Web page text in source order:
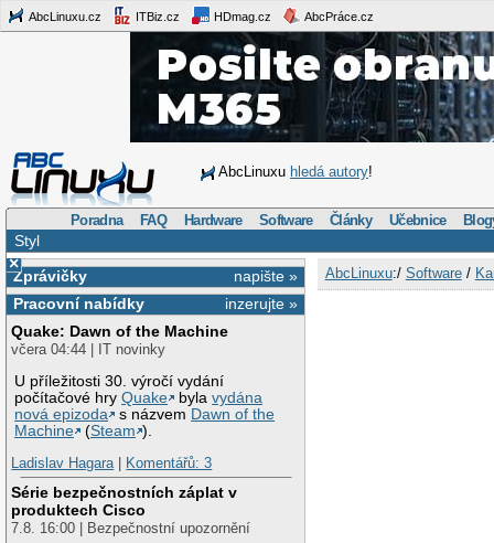
AbcLinuxu.cz ITBiz.cz HDmag.cz AbcPráce.cz
AbcLinuxu hledá autory!
Poradna FAQ Hardware Software Články Učebnice
Styl
×
napište »
Zprávičky
inzerujte »
Pracovní nabídky
Quake: Dawn of the Machine
včera 04:44 | IT novinky
U příležitosti 30. výročí vydání
počítačové hryQuake bylavydána
nová epizoda
s názvem Dawn of the
Machine
(Steam ).
Ladislav Hagara| Komentářů: 3
Série bezpečnostních záplat v
produktech Cisco
7.8. 16:00 | Bezpečnostní upozornění
AbcLinuxu:/ Software/